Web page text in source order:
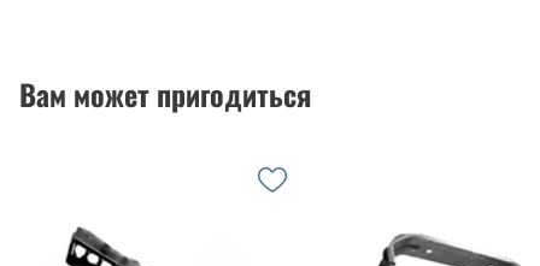
Вам может пригодиться